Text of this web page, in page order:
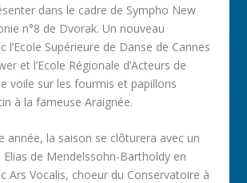
dans le cadre de Sympho New
n°8 de Dvorak. Un nouveau
l’Ecole Supérieure de Danse de Cannes
et l’Ecole Régionale d’Acteurs de
voile sur les fourmis et papillons
à la fameuse Araignée.
année, la saison se clôturera avec un
de Mendelssohn-Bartholdy en
Ars Vocalis, choeur du Conservatoire à